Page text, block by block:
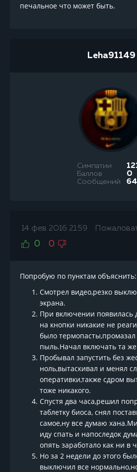
печальное что может быть.
Leha91149
Симпатии
Баллов 0
Сообщений
14 фев 2016 21:59
0 0
Попробую по пунктам объяснить:
Смотрел видео,резко
экрана.
При включении появилась
на кнопки никакие не
было термопасты,промазал
пыль.Начал включать та
Пробывал запустить без
ноль,вытаскивал и менял
оперативки,также сдром
тоже никакого.
Спустя два часа,решил
таблетку биоса, снял
самое,ну все думаю
иду спать и напоследок
опять заработало как ни в
Но за 2 недели до этого
выключил все